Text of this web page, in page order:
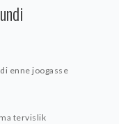
enne joogasse
tervislik